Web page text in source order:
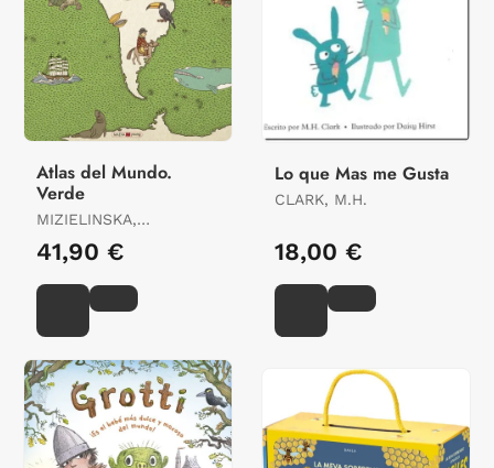
Atlas del Mundo.
Verde
MIZIELINSKA,
MIZIELINSKI, DANIEL
41,90 €
Lo que Mas me Gusta
CLARK, M.H.
18,00 €